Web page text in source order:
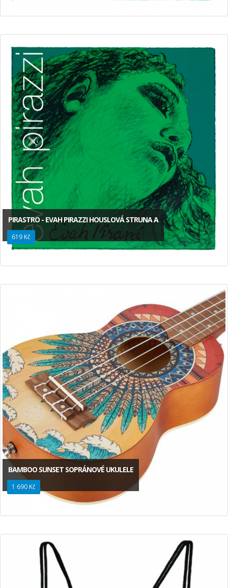
PIRASTRO - EVAH PIRAZZI HOUSLOVÁ STRUNA A
619 Kč
BAMBOO SUNSET SOPRÁNOVÉ UKULELE
1 690 Kč